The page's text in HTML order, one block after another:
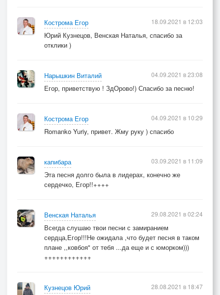
Кострома Егор
Юрий Кузнецов, Венская Наталья, спасибо за
отклики )
18.09.2021 в 12:03
Нарышкин Виталий
Егор, приветствую ! ЗдОрово!) Спасибо за песню!
04.09.2021 в 23:08
Кострома Егор
Romanko Yuriy, привет. Жму руку ) спасибо
04.09.2021 в 10:29
капибара
Эта песня долго была в лидерах, конечно же
сердечко, Егор!!++++
03.09.2021 в 11:09
Венская Наталья
Всегда слушаю твои песни с замиранием
сердца,Егор!!!Не ожидала ,что будет песня в таком
плане ,,ковбоя" от тебя ...да еще и с юморком)))
++++++++++++
29.08.2021 в 02:24
Кузнецов Юрий
28.08.2021 в 18:47